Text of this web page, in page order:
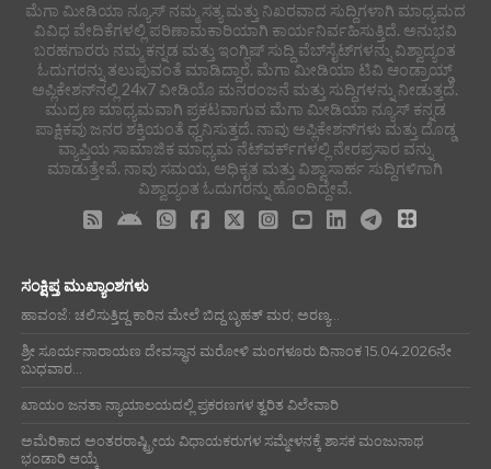
ಮೆಗಾ ಮೀಡಿಯಾ ನ್ಯೂಸ್ ನಮ್ಮ ಸತ್ಯ ಮತ್ತು ನಿಖರವಾದ ಸುದ್ದಿಗಳಾಗಿ ಮಾಧ್ಯಮದ
ವಿವಿಧ ವೇದಿಕೆಗಳಲ್ಲಿ ಪರಿಣಾಮಕಾರಿಯಾಗಿ ಕಾರ್ಯನಿರ್ವಹಿಸುತ್ತಿದೆ. ಅನುಭವಿ
ಬರಹಗಾರರು ನಮ್ಮ ಕನ್ನಡ ಮತ್ತು ಇಂಗ್ಲಿಷ್ ಸುದ್ದಿ ವೆಬ್‌ಸೈಟ್‌ಗಳನ್ನು ವಿಶ್ವಾದ್ಯಂತ
ಓದುಗರನ್ನು ತಲುಪುವಂತೆ ಮಾಡಿದ್ದಾರೆ. ಮೆಗಾ ಮೀಡಿಯಾ ಟಿವಿ ಆಂಡ್ರಾಯ್ಡ್
ಅಪ್ಲಿಕೇಶನ್‌ನಲ್ಲಿ 24x7 ವೀಡಿಯೊ ಮನರಂಜನೆ ಮತ್ತು ಸುದ್ದಿಗಳನ್ನು ನೀಡುತ್ತದೆ.
ಮುದ್ರಣ ಮಾಧ್ಯಮವಾಗಿ ಪ್ರಕಟವಾಗುವ ಮೆಗಾ ಮೀಡಿಯಾ ನ್ಯೂಸ್ ಕನ್ನಡ
ಪಾಕ್ಷಿಕವು ಜನರ ಶಕ್ತಿಯಂತೆ ಧ್ವನಿಸುತ್ತದೆ. ನಾವು ಅಪ್ಲಿಕೇಶನ್‌ಗಳು ಮತ್ತು ದೊಡ್ಡ
ವ್ಯಾಪ್ತಿಯ ಸಾಮಾಜಿಕ ಮಾಧ್ಯಮ ನೆಟ್‌ವರ್ಕ್‌ಗಳಲ್ಲಿ ನೇರಪ್ರಸಾರ ವನ್ನು
ಮಾಡುತ್ತೇವೆ. ನಾವು ಸಮಯ, ಅಧಿಕೃತ ಮತ್ತು ವಿಶ್ವಾಸಾರ್ಹ ಸುದ್ದಿಗಳಿಗಾಗಿ
ವಿಶ್ವಾದ್ಯಂತ ಓದುಗರನ್ನು ಹೊಂದಿದ್ದೇವೆ.
ಸಂಕ್ಷಿಪ್ತ ಮುಖ್ಯಾಂಶಗಳು
ಹಾವಂಜೆ: ಚಲಿಸುತ್ತಿದ್ದ ಕಾರಿನ ಮೇಲೆ ಬಿದ್ದ ಬೃಹತ್ ಮರ; ಅರಣ್ಯ...
ಶ್ರೀ ಸೂರ್ಯನಾರಾಯಣ ದೇವಸ್ಥಾನ ಮರೋಳಿ ಮಂಗಳೂರು ದಿನಾಂಕ 15.04.2026ನೇ
ಬುಧವಾರ...
ಖಾಯಂ ಜನತಾ ನ್ಯಾಯಾಲಯದಲ್ಲಿ ಪ್ರಕರಣಗಳ ತ್ವರಿತ ವಿಲೇವಾರಿ
ಅಮೆರಿಕಾದ ಅಂತರರಾಷ್ಟ್ರೀಯ ವಿಧಾಯಕರುಗಳ ಸಮ್ಮೇಳನಕ್ಕೆ ಶಾಸಕ ಮಂಜುನಾಥ
ಭಂಡಾರಿ ಆಯ್ಕೆ